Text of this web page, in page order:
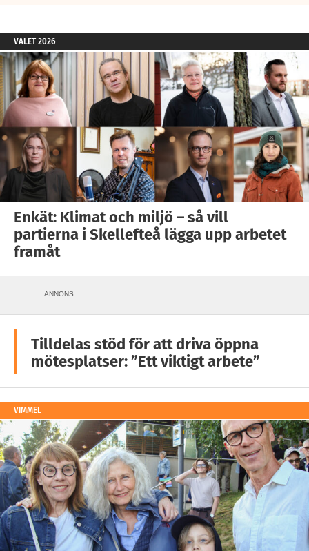
VALET 2026
Enkät: Klimat och miljö – så vill
partierna i Skellefteå lägga upp arbetet
framåt
ANNONS
Tilldelas stöd för att driva öppna
mötesplatser: ”Ett viktigt arbete”
VIMMEL